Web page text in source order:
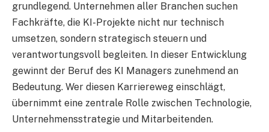
grundlegend. Unternehmen aller Branchen suchen
Fachkräfte, die KI-Projekte nicht nur technisch
umsetzen, sondern strategisch steuern und
verantwortungsvoll begleiten. In dieser Entwicklung
gewinnt der Beruf des KI Managers zunehmend an
Bedeutung. Wer diesen Karriereweg einschlägt,
übernimmt eine zentrale Rolle zwischen Technologie,
Unternehmensstrategie und Mitarbeitenden.